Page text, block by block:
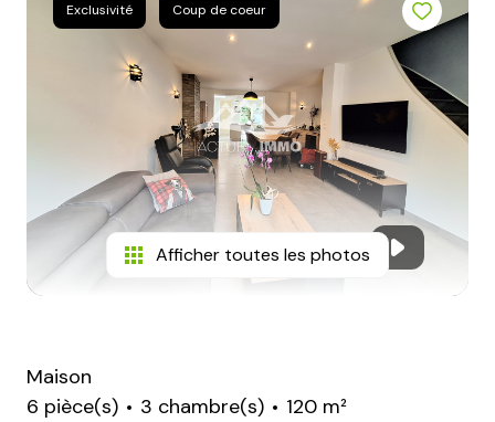
conseillers
Exclusivité Coup de coeur
Afficher toutes les photos
Maison
6 pièce(s)
3 chambre(s)
120 m²